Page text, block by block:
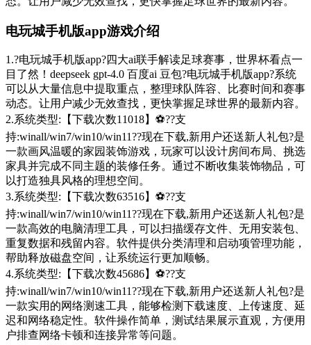
电玩城手机版app游戏介绍
1.?电玩城手机版app?四大ai联手解读足球赛事，世界杯看点一
目了然！deepseek gpt-4.0 百度ai 豆包?电玩城手机版app?系统
可以从大量信息中提取重点，整理球队阵容、比赛时间和赛事
动态。让用户减少无效查找，更快掌握足球世界的最新内容。
2.系统类型:【下载次数11018】⚽??支
持:winall/win7/win10/win11??现在下载,新用户还送新人礼包?是
一款画风温暖的家园装饰游戏，玩家可以设计房间布局、挑选
家具并完成不同主题的装修任务。通过不断收集装饰物品，可
以打造独具风格的理想空间。
3.系统类型:【下载次数63516】⚽??支
持:winall/win7/win10/win11??现在下载,新用户还送新人礼包?是
一款高效的电脑清理工具，可以扫描缓存文件、无用安装包、
重复数据和残留内容。软件提供分类清理和启动项管理功能，
帮助释放磁盘空间，让系统运行更加顺畅。
4.系统类型:【下载次数45686】⚽??支
持:winall/win7/win10/win11??现在下载,新用户还送新人礼包?是
一款实用的网络测速工具，能够检测下载速度、上传速度、延
迟和网络稳定性。软件操作简单，测试结果展示直观，方便用
户排查网络卡顿和连接异常等问题。